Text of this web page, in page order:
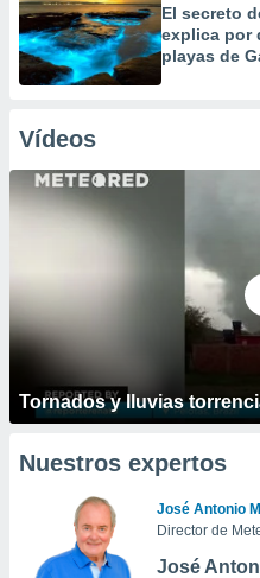
El secreto
explica por
playas de
Vídeos
Tornados y lluvias
Nuestros expertos
José Antonio
Director de
José